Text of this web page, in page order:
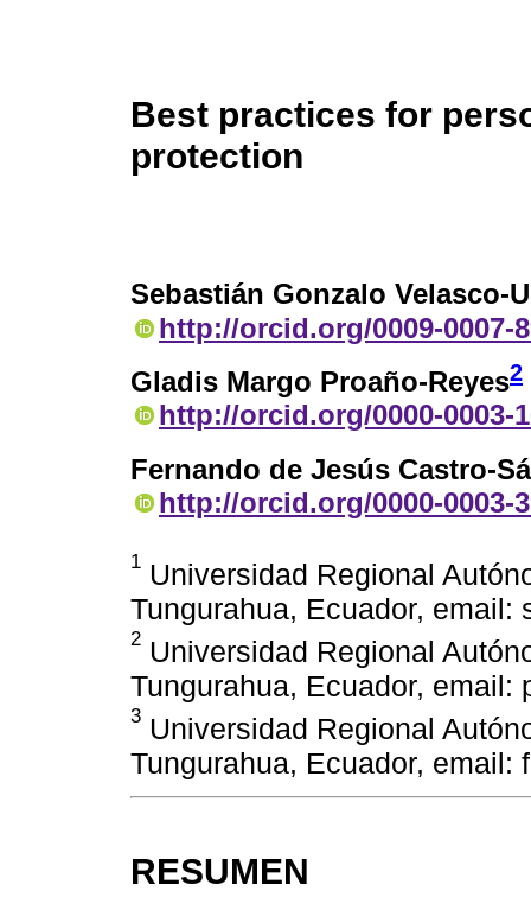
Best practices for
protection
Sebastián Gonzalo Velasco-
http://orcid.org/0009-0007-
Gladis Margo Proaño-Reyes2
http://orcid.org/0000-0003-
Fernando de Jesús Castro-
http://orcid.org/0000-0003-
1 Universidad Regional
Tungurahua, Ecuador, email:
2 Universidad Regional
Tungurahua, Ecuador, email:
3 Universidad Regional
Tungurahua, Ecuador, email:
RESUMEN